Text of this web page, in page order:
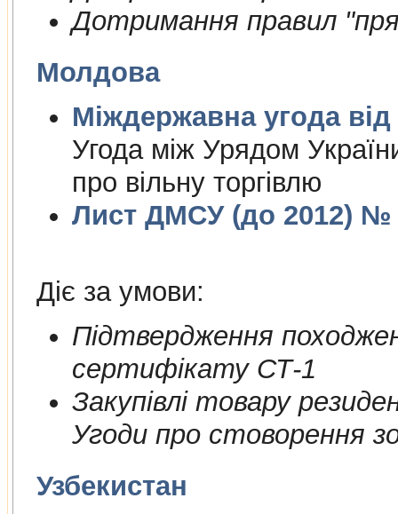
Дотримання правил
Молдова
Угода між Урядом
про вільну торгівлю
Лист ДМСУ (до 2012) №
Діє за умови:
Пiдтвердження
сертифiкату СТ-1
Закупiвлi товару
Угоди про стоворення
Узбекистан